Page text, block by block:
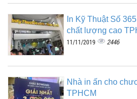
In Kỹ Thuật Số
chất lượng cao
11/11/2019 2446
Nhà in ấn cho
TPHCM